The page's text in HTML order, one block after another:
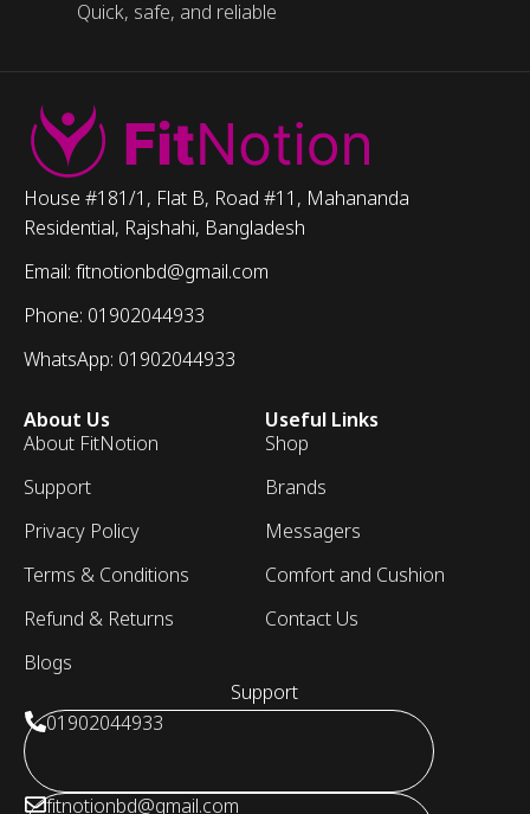
Quick, safe, and reliable
House #181/1, Flat B, Road #11, Mahananda
Residential, Rajshahi, Bangladesh
Email: fitnotionbd@gmail.com
Phone: 01902044933
WhatsApp: 01902044933
About Us
About FitNotion
Support
Privacy Policy
Terms & Conditions
Refund & Returns
Blogs
Useful Links
Shop
Brands
Messagers
Comfort and Cushion
Contact Us
Support
01902044933
fitnotionbd@gmail.com